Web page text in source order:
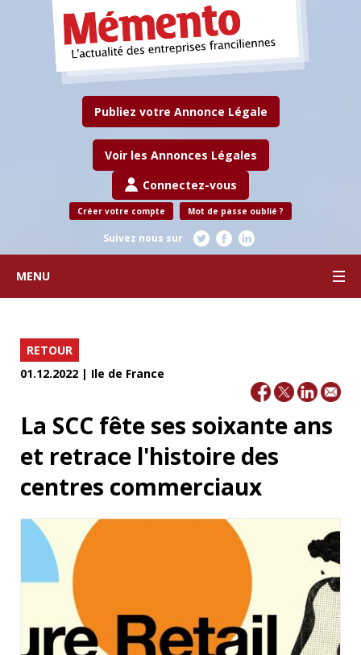
Publiez votre Annonce Légale
Voir les Annonces Légales
Connectez-vous
Créer votre compte Mot de passe oublié ?
Suivez nous sur
MENU
RETOUR
01.12.2022 | Ile de France
La SCC fête ses soixante ans
et retrace l'histoire des
centres commerciaux